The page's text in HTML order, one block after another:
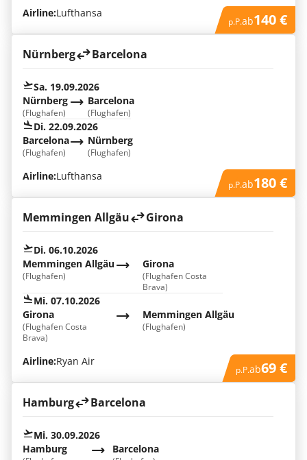
Airline:Lufthansa
p.P.ab140 €
Nürnberg Barcelona
Sa. 19.09.2026
Nürnberg
(Flughafen)
Barcelona
(Flughafen)
Di. 22.09.2026
Nürnberg
(Flughafen)
Barcelona
(Flughafen)
Airline:Lufthansa
p.P.ab180 €
Memmingen Allgäu Girona
Di. 06.10.2026
Memmingen Allgäu
(Flughafen)
Girona
(Flughafen Costa
Brava)
Mi. 07.10.2026
Memmingen Allgäu
(Flughafen)
Girona
(Flughafen Costa
Brava)
Airline:Ryan Air
p.P.ab69 €
Hamburg Barcelona
Mi. 30.09.2026
Hamburg
Barcelona